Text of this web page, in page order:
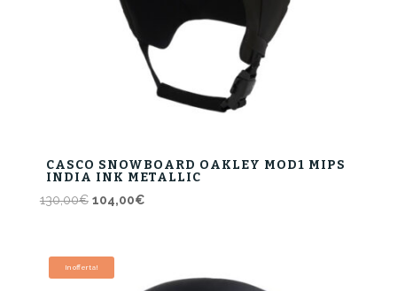
CASCO SNOWBOARD OAKLEY MOD1 MIPS
INDIA INK METALLIC
130,00€ Il
era:
130,00€.
104,00€Il
104,00€.
In offerta!